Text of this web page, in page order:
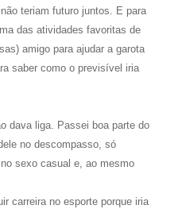
teriam futuro juntos. E para
das atividades favoritas de
amigo para ajudar a garota
saber como o previsível iria
dava liga. Passei boa parte do
no descompasso, só
sexo casual e, ao mesmo
carreira no esporte porque iria